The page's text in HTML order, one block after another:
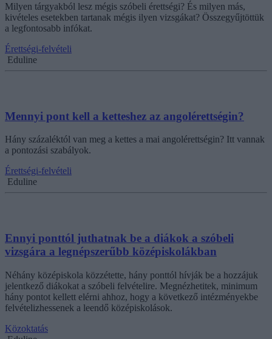
Milyen tárgyakból lesz mégis szóbeli érettségi? És milyen más,
kivételes esetekben tartanak mégis ilyen vizsgákat? Összegyűjtöttük
a legfontosabb infókat.
Érettségi-felvételi
Eduline
Mennyi pont kell a ketteshez az angolérettségin?
Hány százaléktól van meg a kettes a mai angolérettségin? Itt vannak
a pontozási szabályok.
Érettségi-felvételi
Eduline
Ennyi ponttól juthatnak be a diákok a szóbeli
vizsgára a legnépszerűbb középiskolákban
Néhány középiskola közzétette, hány ponttól hívják be a hozzájuk
jelentkező diákokat a szóbeli felvételire. Megnézhetitek, minimum
hány pontot kellett elérni ahhoz, hogy a következő intézményekbe
felvételizhessenek a leendő középiskolások.
Közoktatás